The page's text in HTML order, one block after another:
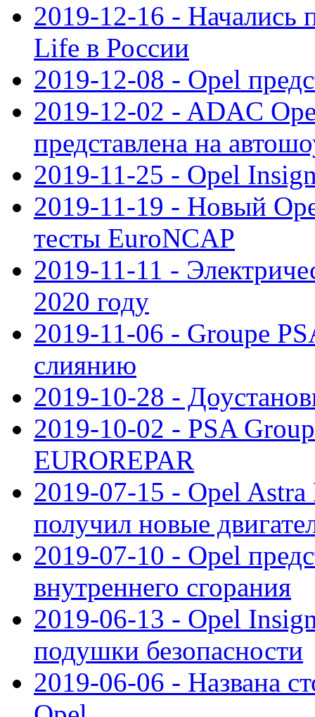
2019-12-16 - Начались
Life в России
2019-12-08 - Opel
2019-12-02 - ADAC
представлена на
2019-11-25 - Opel
2019-11-19 - Новый
тесты EuroNCAP
2019-11-11 -
2020 году
2019-11-06 - Groupe
слиянию
2019-10-28 -
2019-10-02 - PSA
EUROREPAR
2019-07-15 - Opel Astra
получил новые
2019-07-10 - Opel
внутреннего сгорания
2019-06-13 - Opel
подушки безопасности
2019-06-06 - Названа